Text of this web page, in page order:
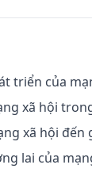
triển của
xã hội
xã hội
lai của